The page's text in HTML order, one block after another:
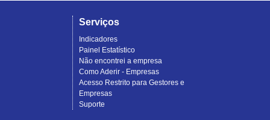
Serviços
Indicadores
Painel Estatístico
Não encontrei a empresa
Como Aderir - Empresas
Acesso Restrito para Gestores e
Empresas
Suporte